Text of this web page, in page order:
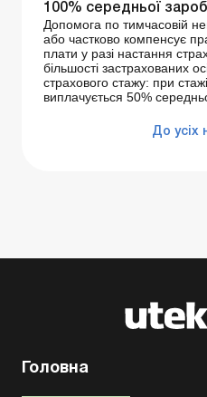
100% середньої
Допомога по тимчасовій
або частково компенсує
плати у разі настання
більшості застрахованих
страхового стажу: при
виплачується 50%
До усіх
Головна